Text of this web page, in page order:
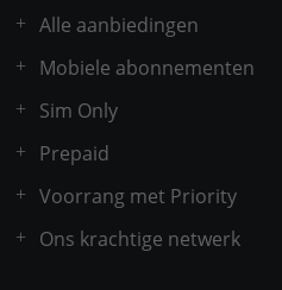
Alle aanbiedingen
Mobiele abonnementen
Sim Only
Prepaid
Voorrang met Priority
Ons krachtige netwerk